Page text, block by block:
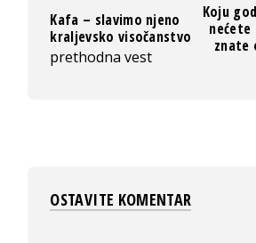
Kafa – slavimo njeno
kraljevsko visočanstvo
prethodna vest
Koju
nećete
znate
OSTAVITE KOMENTAR